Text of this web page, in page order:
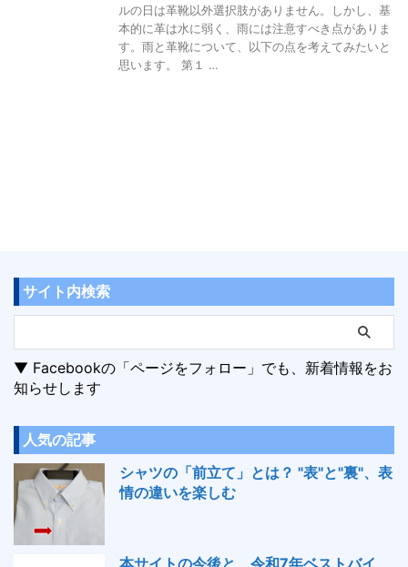
ルの日は革靴以外選択肢がありません。しかし、基
本的に革は水に弱く、雨には注意すべき点がありま
す。雨と革靴について、以下の点を考えてみたいと
思います。 第１ …
サイト内検索
▼ Facebookの「ページをフォロー」でも、新着情報をお
知らせします
人気の記事
シャツの「前立て」とは？ "表"と"裏"、表
情の違いを楽しむ
本サイトの今後と、令和7年ベストバイ